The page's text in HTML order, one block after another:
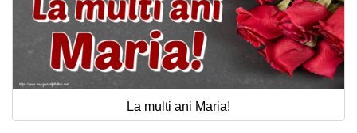
La multi ani Maria!